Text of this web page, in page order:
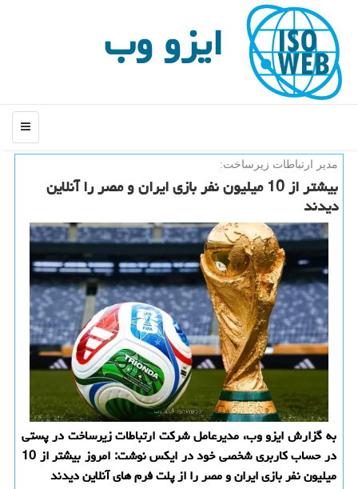
ایزو وب
منو
مدیر ارتباطات زیرساخت:
بیشتر از 10 میلیون نفر بازی ایران و مصر را آنلاین
دیدند
به گزارش ایزو وب، مدیرعامل شرکت ارتباطات زیرساخت در پستی
در حساب کاربری شخصی خود در ایکس نوشت: امروز بیشتر از 10
میلیون نفر بازی ایران و مصر را از پلت فرم های آنلاین دیدند